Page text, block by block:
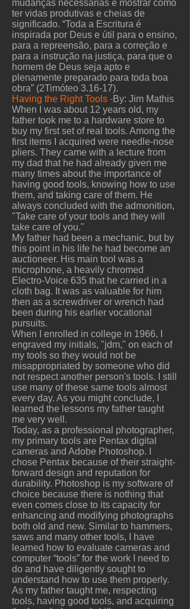
mudanças necessárias e mostrar como
ter vidas produtivas e cheias de
significado. “Toda a Escritura é
inspirada por Deus e útil para o ensino,
para a repreensão, para a correção e
para a instrução na justiça, para que o
homem de Deus seja apto e
plenamente preparado para toda boa
obra” (2Timóteo 3.16-17).
Having the Right Tools -By: Jim Mathis
When I was about 12 years old, my
father took me to a hardware store to
buy my first set of real tools. Among the
first items I acquired were needle-nose
pliers. They came with a lecture from
my dad that he had already given me
many times about the importance of
having good tools, knowing how to use
them, and taking care of them. He
always concluded with the admonition,
"Take care of your tools and they will
take care of you."
My father had been a mechanic, but by
this point in his life he had become an
auctioneer. His main tool was a
microphone, a heavily chromed
Electro-Voice 635 that he carried in a
cloth bag. It was as valuable for him
then as a screwdriver or wrench had
been during his earlier vocational
pursuits.
When I enrolled in college in 1966, I
engraved my initials, "jdm," on each of
my tools so they would not be
misappropriated by someone who did
not respect another person's tools. I still
use many of these same tools almost
every day. As you might conclude, I
learned the lessons my father taught
me very well.
Today, as a professional photographer,
my primary tools are Pentax digital
cameras and Adobe Photoshop. I
chose Pentax because of their straight-
forward design and reputation for
durability. Photoshop is my software of
choice because there is nothing that
even comes close to its capacity for
enhancing and modifying photographs
both old and new. Similar to hammers,
saws and many other tools, I have
learned how to evaluate cameras and
computer “tools” for the work I need to
do and have diligently sought to
understand how to use them properly.
As my father taught me, respecting
tools, having good tools, and acquiring